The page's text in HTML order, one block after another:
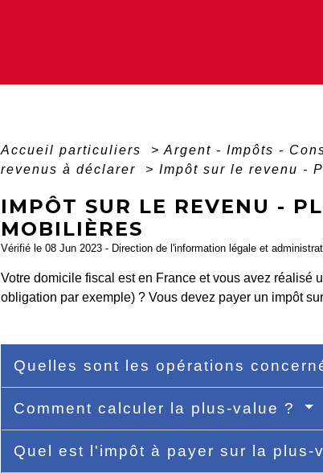
Accueil particuliers > Argent - Impôts -
revenus à déclarer
> Impôt sur le revenu -
IMPÔT SUR LE REVENU -
MOBILIÈRES
Vérifié le 08 Jun 2023 - Direction de l'information légale et
Votre domicile fiscal est en France et vous avez réalisé
obligation par exemple) ? Vous devez payer un impôt
Quelles sont les opérations
Comment calculer la plus-value ?
Quel est l'impôt à payer sur la plus-